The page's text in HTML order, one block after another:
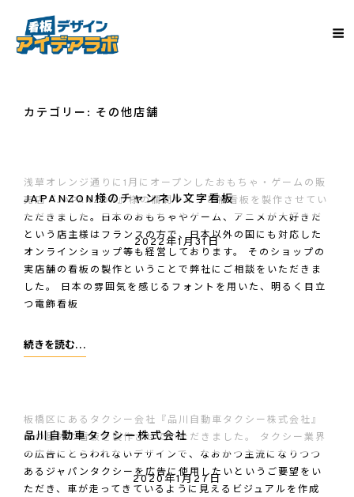
カテゴリー: その他店舗
JAPANZON様のチャンネル文字看板
2022年1月31日
浅草オレンジ通りに1月にオープンしたおもちゃ・ゲームの販
売店『JAPANZON』様の欄間サインと袖看板を製作させてい
ただきました。日本のおもちゃやゲーム、アニメが大好きだ
という店主様はフランスの方で、日本以外の国にも対応した
オンラインショップ等も経営しております。 そのショップの
実店舗の看板の製作ということで弊社にご相談をいただきま
した。 日本の雰囲気を感じるフォントを用いた、明るく目立
つ電飾看板
続きを読む…
ャ
ン
ネ
ル
品川自動車タクシー株式会社
2020年1月27日
板橋区にあるタクシー会社『品川自動車タクシー株式会社』
様の屋外の看板を製作させていただきました。 タクシー業界
の広告にとらわれないデザインで、なおかつ主流になりつつ
あるジャパンタクシーを広告に使用したいというご要望をい
ただき、車が走ってきているように見えるビジュアルを作成